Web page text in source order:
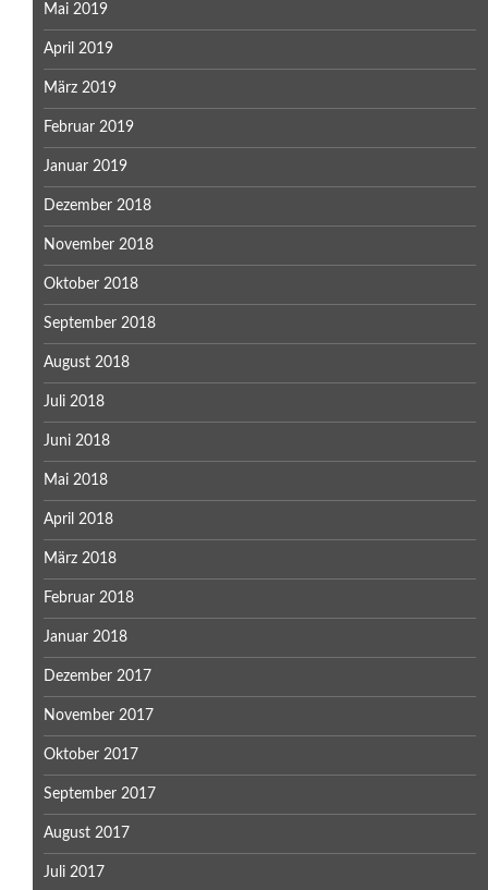
Mai 2019
April 2019
März 2019
Februar 2019
Januar 2019
Dezember 2018
November 2018
Oktober 2018
September 2018
August 2018
Juli 2018
Juni 2018
Mai 2018
April 2018
März 2018
Februar 2018
Januar 2018
Dezember 2017
November 2017
Oktober 2017
September 2017
August 2017
Juli 2017